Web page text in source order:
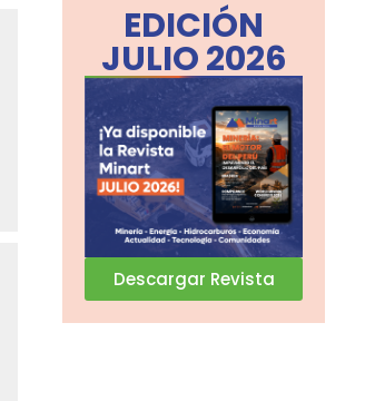
EDICIÓN
JULIO 2026
Descargar Revista